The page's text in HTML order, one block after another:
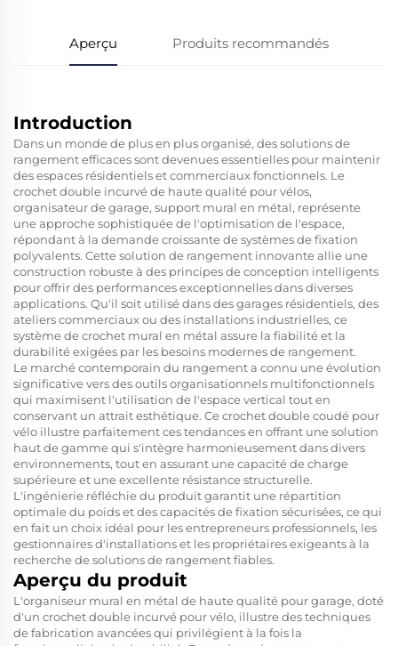
Aperçu Produits recommandés
Introduction
Dans un monde de plus en plus organisé, des solutions de
rangement efficaces sont devenues essentielles pour maintenir
des espaces résidentiels et commerciaux fonctionnels. Le
crochet double incurvé de haute qualité pour vélos,
organisateur de garage, support mural en métal, représente
une approche sophistiquée de l'optimisation de l'espace,
répondant à la demande croissante de systèmes de fixation
polyvalents. Cette solution de rangement innovante allie une
construction robuste à des principes de conception intelligents
pour offrir des performances exceptionnelles dans diverses
applications. Qu'il soit utilisé dans des garages résidentiels, des
ateliers commerciaux ou des installations industrielles, ce
système de crochet mural en métal assure la fiabilité et la
durabilité exigées par les besoins modernes de rangement.
Le marché contemporain du rangement a connu une évolution
significative vers des outils organisationnels multifonctionnels
qui maximisent l'utilisation de l'espace vertical tout en
conservant un attrait esthétique. Ce crochet double coudé pour
vélo illustre parfaitement ces tendances en offrant une solution
haut de gamme qui s'intègre harmonieusement dans divers
environnements, tout en assurant une capacité de charge
supérieure et une excellente résistance structurelle.
L'ingénierie réfléchie du produit garantit une répartition
optimale du poids et des capacités de fixation sécurisées, ce qui
en fait un choix idéal pour les entrepreneurs professionnels, les
gestionnaires d'installations et les propriétaires exigeants à la
recherche de solutions de rangement fiables.
Aperçu du produit
L'organiseur mural en métal de haute qualité pour garage, doté
d'un crochet double incurvé pour vélo, illustre des techniques
de fabrication avancées qui privilégient à la fois la